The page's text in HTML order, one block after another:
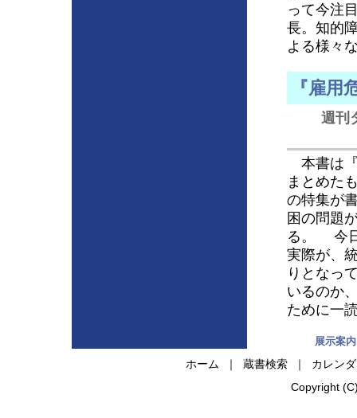
って今注
長。知的
よる様々
『雇
週刊
本書は
まとめた
の特集が
困の問題
る。 今日
実際が、
りとなっ
いるのか
ために一
展示案内
ホーム ｜ 蔵書検索 ｜ カレン
Copyright